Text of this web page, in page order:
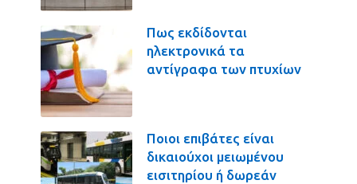
Πως εκδίδονται
ηλεκτρονικά τα
αντίγραφα των πτυχίων
Ποιοι επιβάτες είναι
δικαιούχοι μειωμένου
εισιτηρίου ή δωρεάν